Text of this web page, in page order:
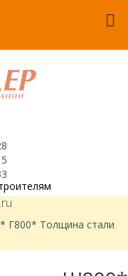
Г800* Толщина стали